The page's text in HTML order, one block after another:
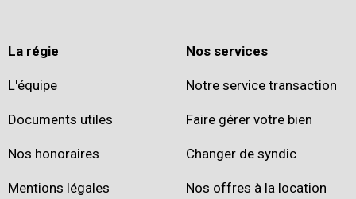
La régie
L'équipe
Documents utiles
Nos honoraires
Mentions légales
Nos services
Notre service transaction
Faire gérer votre bien
Changer de syndic
Nos offres à la location